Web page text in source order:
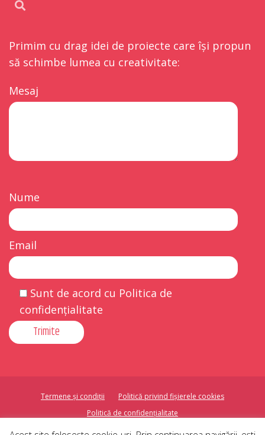
Primim cu drag idei de proiecte care își propun
să schimbe lumea cu creativitate:
Mesaj
Nume
Email
Sunt de acord cu Politica de
confidențialitate
Termene și condiții
Politică privind fișierele cookies
Politică de confidențialitate